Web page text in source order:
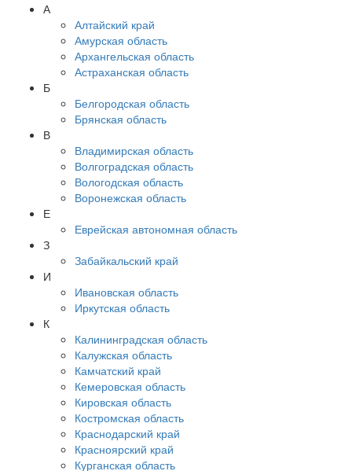
А
Алтайский край
Амурская область
Архангельская область
Астраханская область
Б
Белгородская область
Брянская область
В
Владимирская область
Волгоградская область
Вологодская область
Воронежская область
Е
Еврейская автономная область
З
Забайкальский край
И
Ивановская область
Иркутская область
К
Калининградская область
Калужская область
Камчатский край
Кемеровская область
Кировская область
Костромская область
Краснодарский край
Красноярский край
Курганская область